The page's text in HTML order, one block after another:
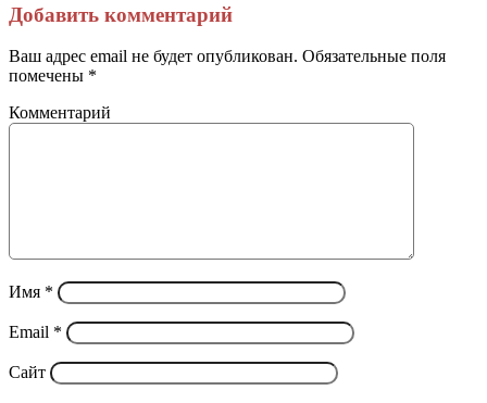
через
электронную
почту
Добавить комментарий
Ваш адрес email не будет опубликован. Обязательные поля
помечены *
Комментарий
Имя *
Email *
Сайт